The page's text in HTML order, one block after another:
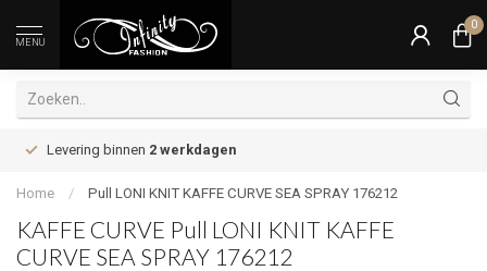
MENU
0
Levering binnen 2 werkdagen
Home / Pull LONI KNIT KAFFE CURVE SEA SPRAY 176212
KAFFE CURVE Pull LONI KNIT KAFFE
CURVE SEA SPRAY 176212